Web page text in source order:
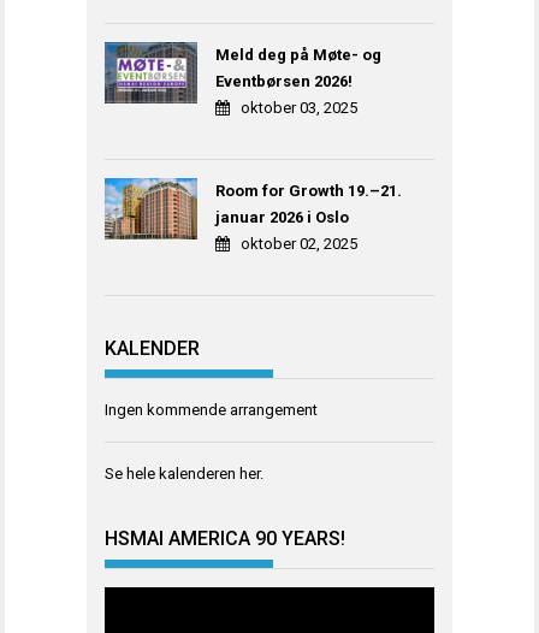
Meld deg på Møte- og
Eventbørsen 2026!
oktober 03, 2025
Room for Growth 19.–21.
januar 2026 i Oslo
oktober 02, 2025
KALENDER
Ingen kommende arrangement
Se hele kalenderen her.
HSMAI AMERICA 90 YEARS!